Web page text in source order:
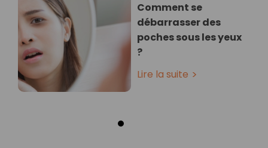
Comment se
débarrasser des
poches sous les yeux
?
Lire la suite